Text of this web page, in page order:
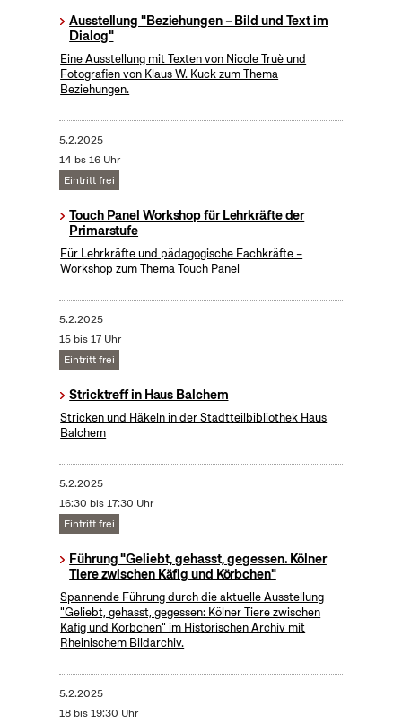
Ausstellung "Beziehungen – Bild und Text im
Dialog"
Eine Ausstellung mit Texten von Nicole Truè und
Fotografien von Klaus W. Kuck zum Thema
Beziehungen.
5.2.2025
14 bs 16 Uhr
Eintritt frei
Touch Panel Workshop für Lehrkräfte der
Primarstufe
Für Lehrkräfte und pädagogische Fachkräfte –
Workshop zum Thema Touch Panel
5.2.2025
15 bis 17 Uhr
Eintritt frei
Stricktreff in Haus Balchem
Stricken und Häkeln in der Stadtteilbibliothek Haus
Balchem
5.2.2025
16:30 bis 17:30 Uhr
Eintritt frei
Führung "Geliebt, gehasst, gegessen. Kölner
Tiere zwischen Käfig und Körbchen"
Spannende Führung durch die aktuelle Ausstellung
"Geliebt, gehasst, gegessen: Kölner Tiere zwischen
Käfig und Körbchen" im Historischen Archiv mit
Rheinischem Bildarchiv.
5.2.2025
18 bis 19:30 Uhr